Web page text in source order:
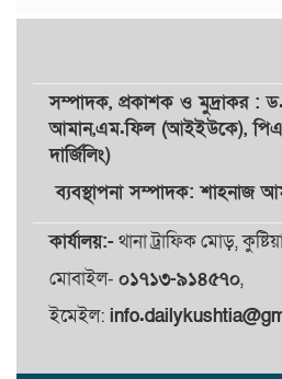
সম্পাদক, প্রকাশকওমুদ্রাকর:
আমান,এম.ফিল (আইইউকে),
দার্জিলিং)
ব্যবস্থাপনা সম্পাদক: শাহনাজ
কার্যালয়:-থানা ট্রাফিক মোড়,
মোবাইল- ০১৭১৩-৯১৪৫৭০,
ইমেইল: